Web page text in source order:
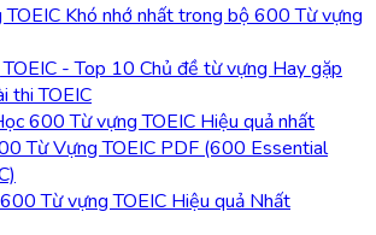
Khó nhớ nhất trong bộ 600 Từ vựng
- Top 10 Chủ đề từ vựng Hay gặp
thi TOEIC
600 Từ vựng TOEIC Hiệu quả nhất
Từ Vựng TOEIC PDF (600 Essential
Từ vựng TOEIC Hiệu quả Nhất